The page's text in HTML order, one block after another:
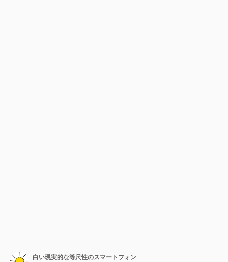
白い現実的な等尺性のスマートフォン